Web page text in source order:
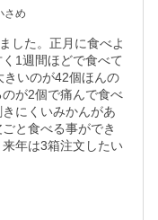
さめ
した。正月に食べよ
1週間ほどで食べて
きいのが42個ほんの
が2個で痛んで食べ
にくいみかんがあ
と食べる事ができ
年は3箱注文したい